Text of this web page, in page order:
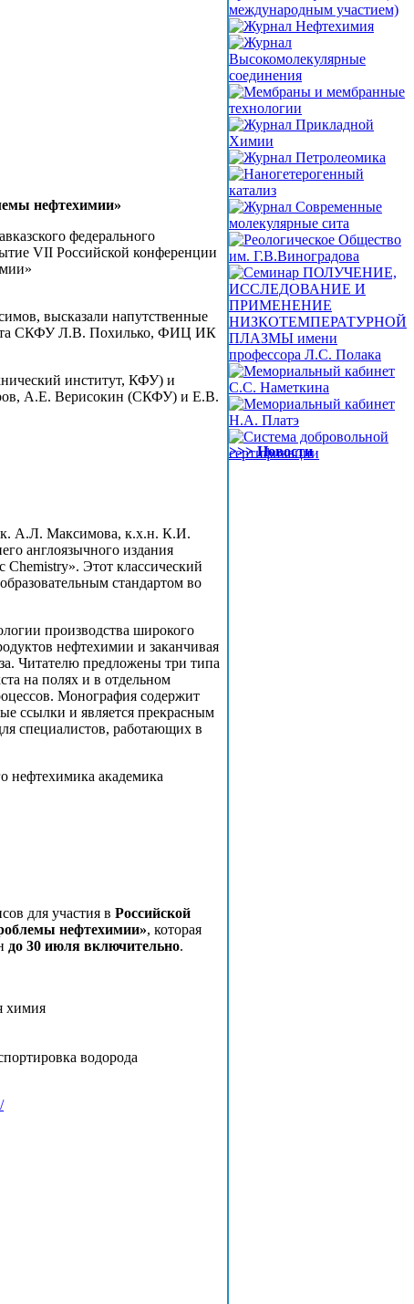
нефтехимии»
федерального
VII Российской конференции
высказали напутственные
СКФУ Л.В. Похилько, ФИЦ ИК
институт, КФУ) и
А.Е. Верисокин (СКФУ) и Е.В.
А.Л. Максимова, к.х.н. К.И.
англоязычного издания
Этот классический
стандартом во
производства широкого
нефтехимии и заканчивая
Читателю предложены три типа
на полях и в отдельном
Монография содержит
ссылки и является прекрасным
специалистов, работающих в
нефтехимика академика
для участия в Российской
нефтехимии», которая
до 30 июля включительно.
химия
водорода
>>> Новости